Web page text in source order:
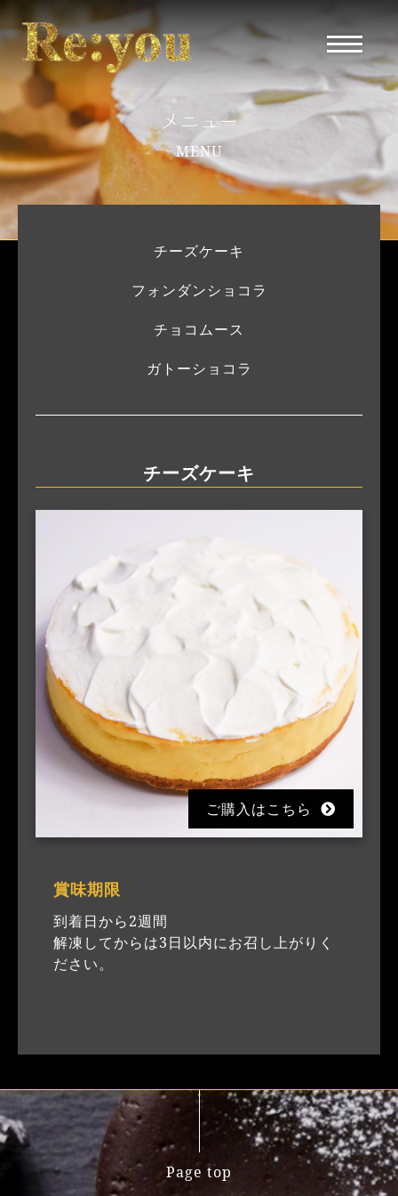
メニュー
MENU
チーズケーキ
フォンダンショコラ
チョコムース
ガトーショコラ
チーズケーキ
ご購入はこちら
賞味期限
到着日から2週間
解凍してからは3日以内にお召し上がりく
ださい。
Page top